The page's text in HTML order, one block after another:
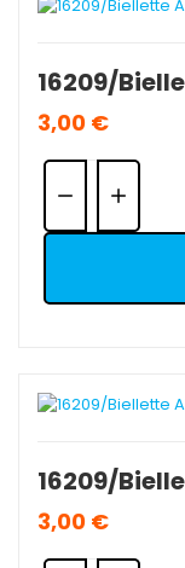
3,00 €
Quantité:
3,00 €